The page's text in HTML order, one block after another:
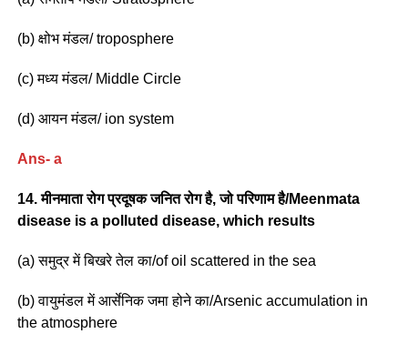
(b) क्षोभ मंडल/ troposphere
(c) मध्य मंडल/ Middle Circle
(d) आयन मंडल/ ion system
Ans- a
14. मीनमाता रोग प्रदूषक जनित रोग है, जो परिणाम है/Meenmata
disease is a polluted disease, which results
(a) समुद्र में बिखरे तेल का/of oil scattered in the sea
(b) वायुमंडल में आर्सेनिक जमा होने का/Arsenic accumulation in
the atmosphere